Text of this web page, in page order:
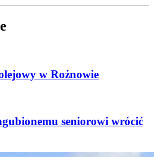
w Rożnowie
seniorowi wrócić